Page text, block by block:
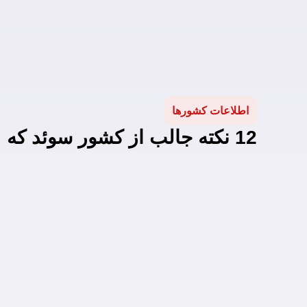
اطلاعات کشورها
12 نکته جالب از کشور سوئد که تا به حال نمی دانستید